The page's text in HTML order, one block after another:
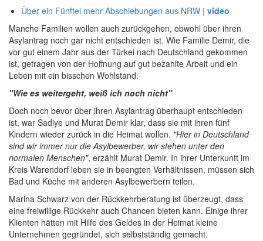
Über ein Fünftel mehr Abschiebungen aus NRW | video
Manche Familien wollen auch zurückgehen, obwohl über ihren
Asylantrag noch gar nicht entschieden ist. Wie Familie Demir, die
vor gut einem Jahr aus der Türkei nach Deutschland gekommen
ist, getragen von der Hoffnung auf gut bezahlte Arbeit und ein
Leben mit ein bisschen Wohlstand.
"Wie es weitergeht, weiß ich noch nicht"
Doch noch bevor über ihren Asylantrag überhaupt entschieden
ist, war Sadiye und Murat Demir klar, dass sie mit ihren fünf
Kindern wieder zurück in die Heimat wollen. "Hier in Deutschland
sind wir immer nur die Asylbewerber, wir stehen unter den
normalen Menschen", erzählt Murat Demir. In ihrer Unterkunft im
Kreis Warendorf leben sie in beengten Verhältnissen, müssen sich
Bad und Küche mit anderen Asylbewerbern teilen.
Marina Schwarz von der Rückkehrberatung ist überzeugt, dass
eine freiwillige Rückkehr auch Chancen bieten kann. Einige ihrer
Klienten hätten mit Hilfe des Geldes in der Heimat kleine
Unternehmen gegründet, sich selbstständig gemacht.